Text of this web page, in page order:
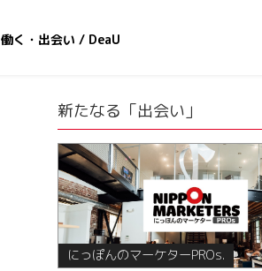
働く・出会い / DeaU
新たなる「出会い」
にっぽんのマーケターPROs.